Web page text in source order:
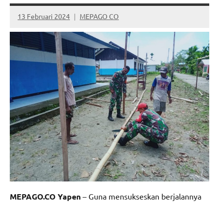
13 Februari 2024 MEPAGO CO
No
comments
MEPAGO.CO Yapen – Guna mensukseskan berjalannya